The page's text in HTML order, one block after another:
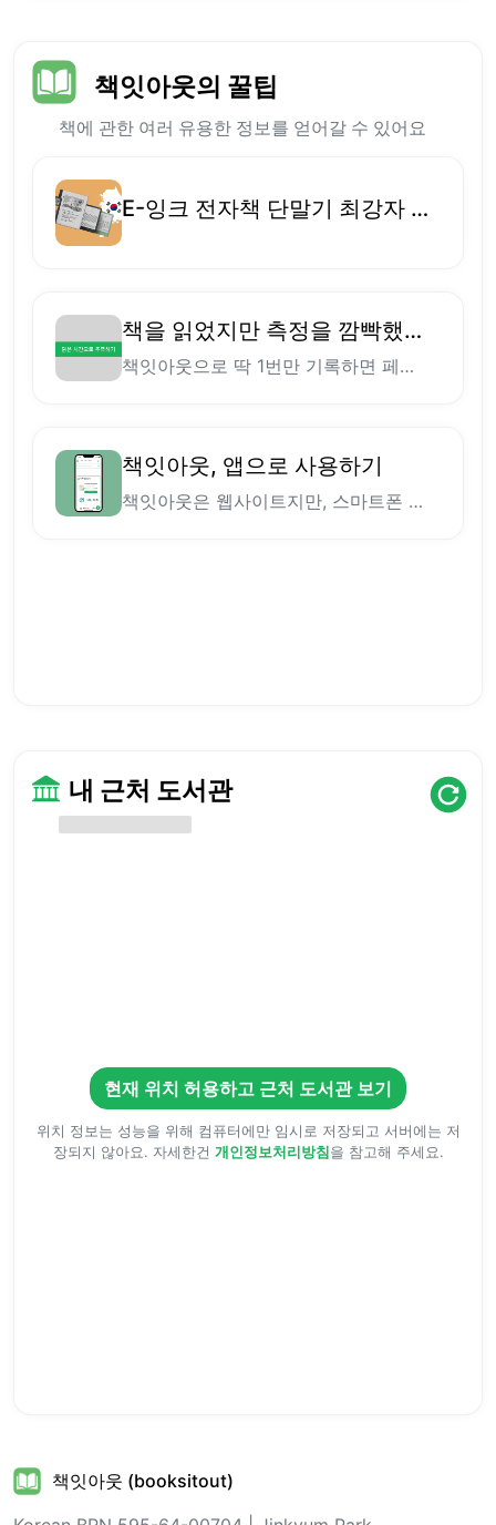
책잇아웃의 꿀팁
책에 관한 여러 유용한 정보를 얻어갈 수 있어요
E-잉크 전자책 단말기 최강자 Kindle, 한국에서도 쓸만할까?
책을 읽었지만 측정을 깜빡했다면?
책잇아웃으로 딱 1번만 기록하면 페이지를 바탕으로 시간을 예측해 줘서 매번 측정할 필요가 없어요
책잇아웃, 앱으로 사용하기
책잇아웃은 웹사이트지만, 스마트폰 홈 화면에 추가해서 마치 앱처럼 사용할 수 있어요
내 근처 도서관
현재 위치 허용하고 근처 도서관 보기
위치 정보는 성능을 위해 컴퓨터에만 임시로 저장되고 서버에는 저
장되지 않아요. 자세한건 개인정보처리방침 을 참고해 주세요.
책잇아웃 (booksitout)